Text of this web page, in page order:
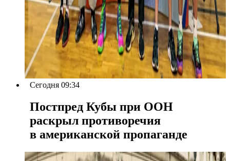
Сегодня 09:34
Постпред Кубы при ООН
раскрыл противоречия
в американской пропаганде